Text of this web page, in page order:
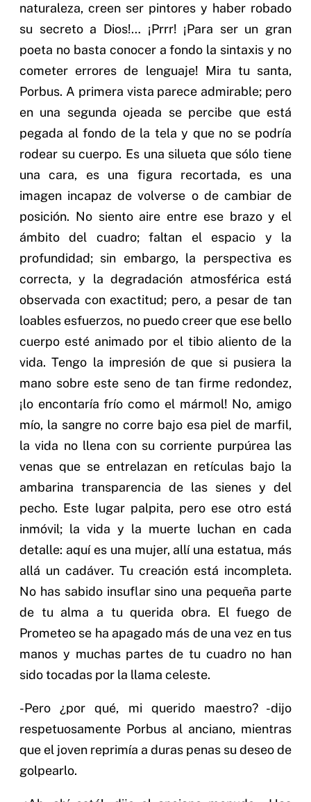
naturaleza, creen ser pintores y haber robado
su secreto a Dios!… ¡Prrr! ¡Para ser un gran
poeta no basta conocer a fondo la sintaxis y no
cometer errores de lenguaje! Mira tu santa,
Porbus. A primera vista parece admirable; pero
en una segunda ojeada se percibe que está
pegada al fondo de la tela y que no se podría
rodear su cuerpo. Es una silueta que sólo tiene
una cara, es una figura recortada, es una
imagen incapaz de volverse o de cambiar de
posición. No siento aire entre ese brazo y el
ámbito del cuadro; faltan el espacio y la
profundidad; sin embargo, la perspectiva es
correcta, y la degradación atmosférica está
observada con exactitud; pero, a pesar de tan
loables esfuerzos, no puedo creer que ese bello
cuerpo esté animado por el tibio aliento de la
vida. Tengo la impresión de que si pusiera la
mano sobre este seno de tan firme redondez,
¡lo encontaría frío como el mármol! No, amigo
mío, la sangre no corre bajo esa piel de marfil,
la vida no llena con su corriente purpúrea las
venas que se entrelazan en retículas bajo la
ambarina transparencia de las sienes y del
pecho. Este lugar palpita, pero ese otro está
inmóvil; la vida y la muerte luchan en cada
detalle: aquí es una mujer, allí una estatua, más
allá un cadáver. Tu creación está incompleta.
No has sabido insuflar sino una pequeña parte
de tu alma a tu querida obra. El fuego de
Prometeo se ha apagado más de una vez en tus
manos y muchas partes de tu cuadro no han
sido tocadas por la llama celeste.
-Pero ¿por qué, mi querido maestro? -dijo
respetuosamente Porbus al anciano, mientras
que el joven reprimía a duras penas su deseo de
golpearlo.